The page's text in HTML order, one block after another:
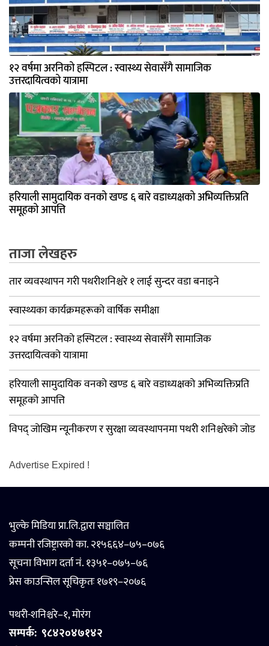
१२ वर्षमा अरनिको हस्पिटल : स्वास्थ्य सेवासँगै सामाजिक
उत्तरदायित्वको यात्रामा
हरियाली सामुदायिक वनको खण्ड ६ बारे वडाध्यक्षको अभिव्यक्तिप्रति
समूहको आपत्ति
ताजा लेखहरु
तार व्यवस्थापन गरी पथरीशनिश्चरे १ लाई सुन्दर वडा बनाइने
स्वास्थ्यका कार्यक्रमहरूको वार्षिक समीक्षा
१२ वर्षमा अरनिको हस्पिटल : स्वास्थ्य सेवासँगै सामाजिक
उत्तरदायित्वको यात्रामा
हरियाली सामुदायिक वनको खण्ड ६ बारे वडाध्यक्षको अभिव्यक्तिप्रति
समूहको आपत्ति
विपद् जोखिम न्यूनीकरण र सुरक्षा व्यवस्थापनमा पथरी शनिश्चरेको जोड
Advertise Expired !
भुल्के मिडिया प्रा.लि.द्वारा सञ्चालित
कम्पनी रजिष्ट्रारको का. २१५६६४–७५–०७६
सूचना विभाग दर्ता नं. १३५१–०७५–७६
प्रेस काउन्सिल सूचिकृतः १७१९–२०७६
पथरी-शनिश्चरे–१, मोरंग
सम्पर्क: ९८४२०४७१४२